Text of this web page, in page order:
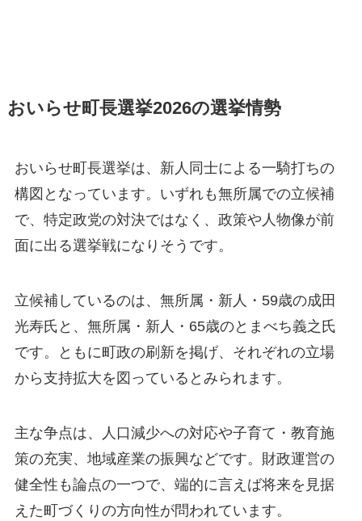
おいらせ町長選挙2026の選挙情勢
おいらせ町長選挙は、新人同士による一騎打ちの
構図となっています。いずれも無所属での立候補
で、特定政党の対決ではなく、政策や人物像が前
面に出る選挙戦になりそうです。
立候補しているのは、無所属・新人・59歳の成田
光寿氏と、無所属・新人・65歳のとまべち義之氏
です。ともに町政の刷新を掲げ、それぞれの立場
から支持拡大を図っているとみられます。
主な争点は、人口減少への対応や子育て・教育施
策の充実、地域産業の振興などです。財政運営の
健全性も論点の一つで、端的に言えば将来を見据
えた町づくりの方向性が問われています。